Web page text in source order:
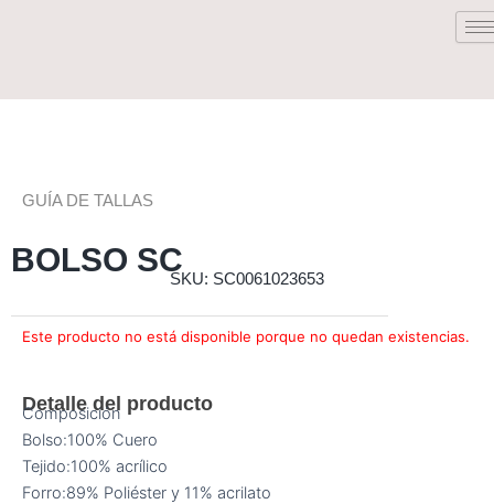
BOLSO SC
SKU: SC0061023653
Este producto no está disponible porque no quedan existencias.
GUÍA DE TALLAS
Detalle del producto
Composición
Bolso:100% Cuero
Tejido:100% acrílico
Forro:89% Poliéster y 11% acrilato